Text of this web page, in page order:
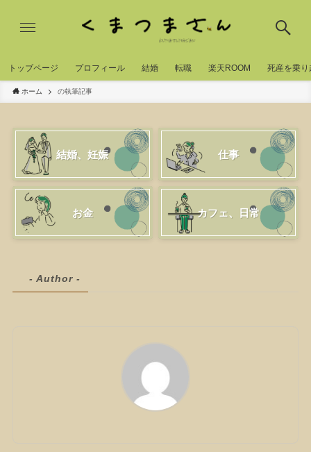
トッブページ プロフィール 結婚 転職 楽天ROOM 死産を乗り
ホーム の執筆記事
結婚、妊娠 仕事
お金 カフェ、日常
- Author -